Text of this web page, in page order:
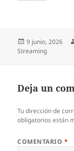
Publicado
el
9 junio, 2026
Streaming
Deja un
Tu dirección de
obligatorios están
COMENTARIO *